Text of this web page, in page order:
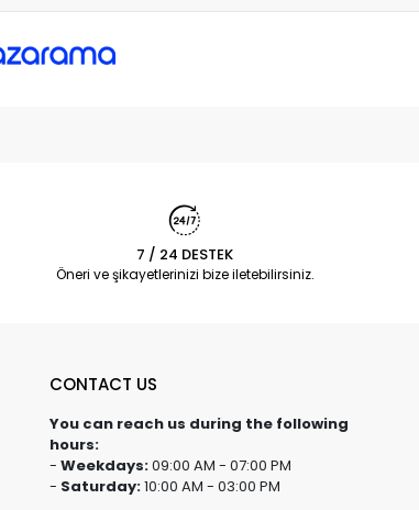
7 / 24 DESTEK
Öneri ve şikayetlerinizi bize iletebilirsiniz.
CONTACT US
You can reach us during the following
hours:
- Weekdays:09:00 AM - 07:00 PM
- Saturday:10:00 AM - 03:00 PM